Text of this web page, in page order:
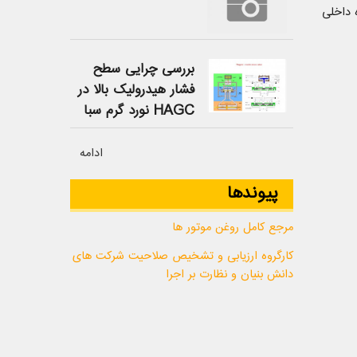
داخلی
بررسی چرایی سطح
فشار هیدرولیک بالا در
HAGC نورد گرم سبا
ادامه
پیوندها
مرجع کامل روغن موتور ها
کارگروه ارزیابی و تشخیص صلاحیت شرکت های
دانش بنیان و نظارت بر اجرا